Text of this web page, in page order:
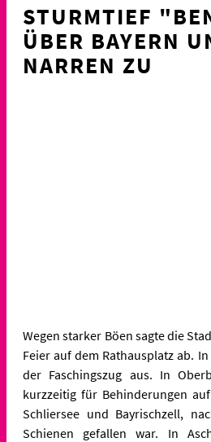
STURMTIEF
ÜBER BAYERN
NARREN ZU
Wegen starker Böen sagte die
Feier auf dem Rathausplatz ab.
der Faschingszug aus. In
kurzzeitig für Behinderungen
Schliersee und Bayrischzell,
Schienen gefallen war. In